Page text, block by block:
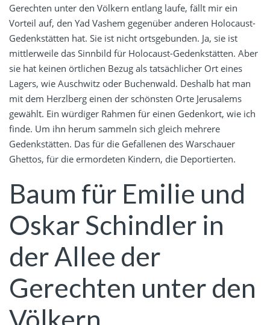
Gerechten unter den Völkern entlang laufe, fällt mir ein
Vorteil auf, den Yad Vashem gegenüber anderen Holocaust-
Gedenkstätten hat. Sie ist nicht ortsgebunden. Ja, sie ist
mittlerweile das Sinnbild für Holocaust-Gedenkstätten. Aber
sie hat keinen örtlichen Bezug als tatsächlicher Ort eines
Lagers, wie Auschwitz oder Buchenwald. Deshalb hat man
mit dem Herzlberg einen der schönsten Orte Jerusalems
gewählt. Ein würdiger Rahmen für einen Gedenkort, wie ich
finde. Um ihn herum sammeln sich gleich mehrere
Gedenkstätten. Das für die Gefallenen des Warschauer
Ghettos, für die ermordeten Kindern, die Deportierten.
Baum für Emilie und
Oskar Schindler in
der Allee der
Gerechten unter den